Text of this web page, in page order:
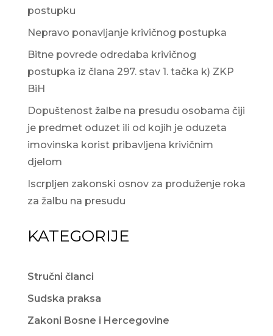
postupku
Nepravo ponavljanje krivičnog postupka
Bitne povrede odredaba krivičnog
postupka iz člana 297. stav 1. tačka k) ZKP
BiH
Dopuštenost žalbe na presudu osobama čiji
je predmet oduzet ili od kojih je oduzeta
imovinska korist pribavljena krivičnim
djelom
Iscrpljen zakonski osnov za produženje roka
za žalbu na presudu
KATEGORIJE
Stručni članci
Sudska praksa
Zakoni Bosne i Hercegovine